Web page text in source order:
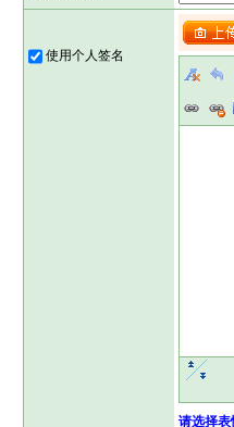
使用个人签名
请选择表